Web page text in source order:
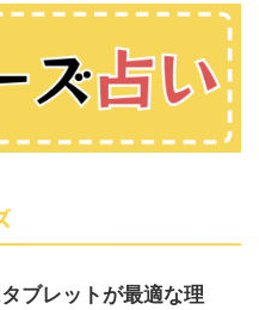
ブレットが最適な理